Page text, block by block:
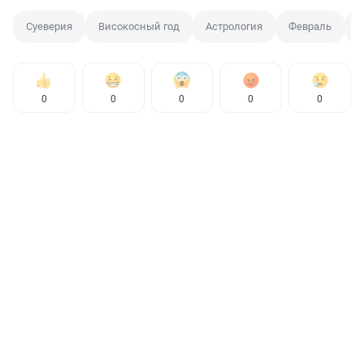
Суеверия Високосный год Астрология Февраль
0 0 0 0 0